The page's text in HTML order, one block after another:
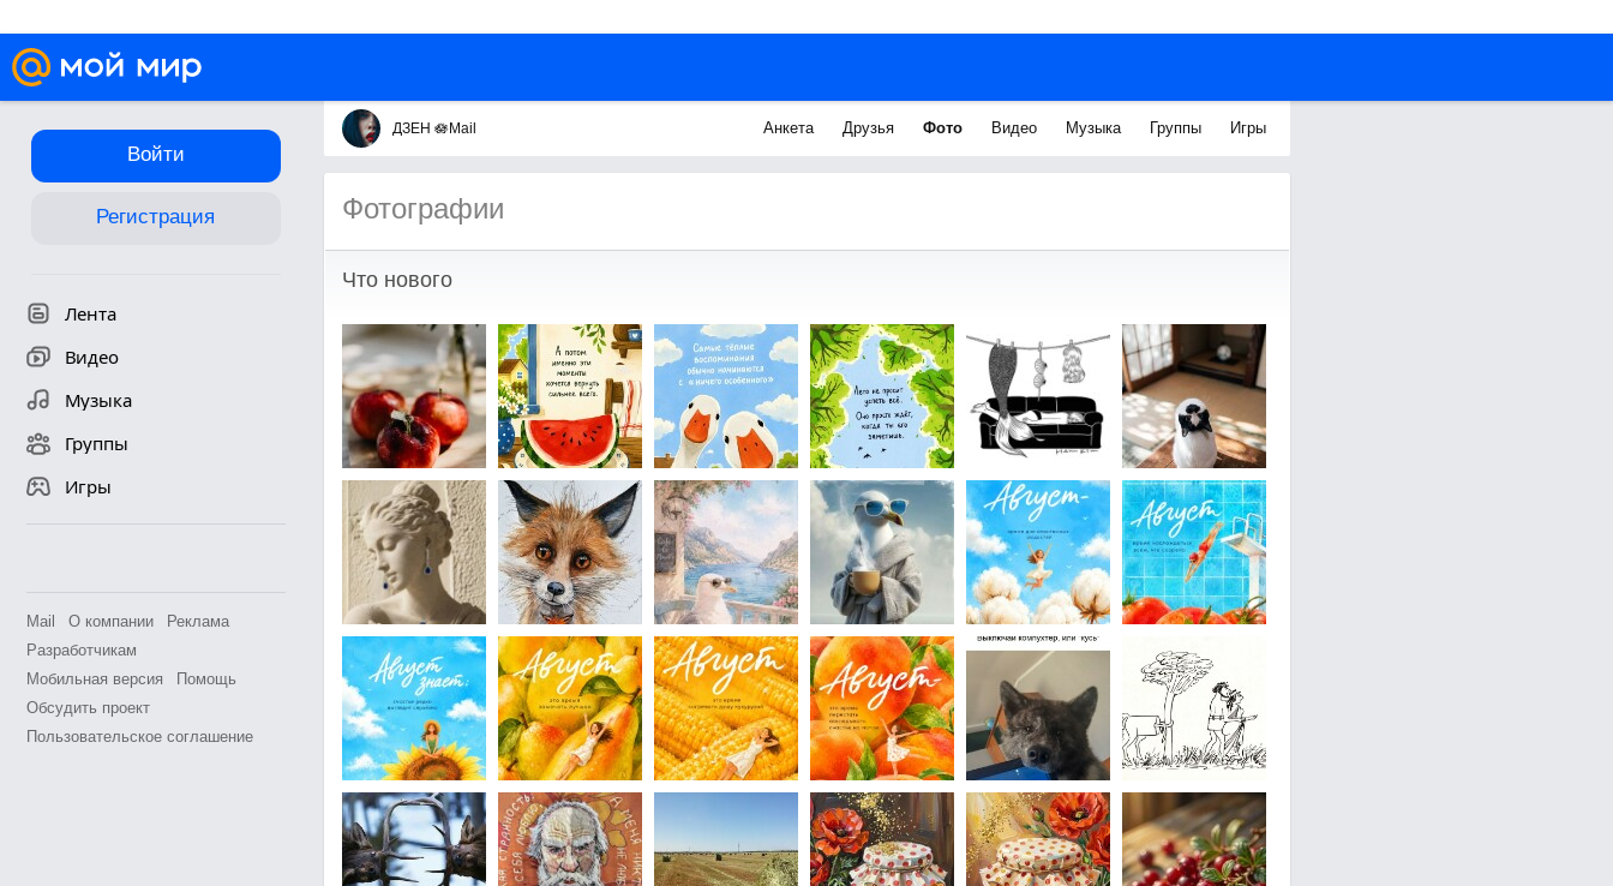
Войти
Регистрация
Лента
Видео
Музыка
Группы
Игры
Mail О компании
Реклама
Разработчикам
Мобильная версия
Помощь
Обсудить проект
Пользовательское соглашение
ДЗЕН 🪷Mail Анкета Друзья Фото Видео Музыка Группы Игры
Фотографии
Что нового